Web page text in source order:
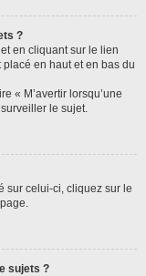
?
en cliquant sur le lien
en haut et en bas du
« M’avertir lorsqu’une
le sujet.
sur celui-ci, cliquez sur le
sujets ?